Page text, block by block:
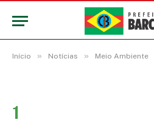
Início » Notícias » Meio Ambiente
1